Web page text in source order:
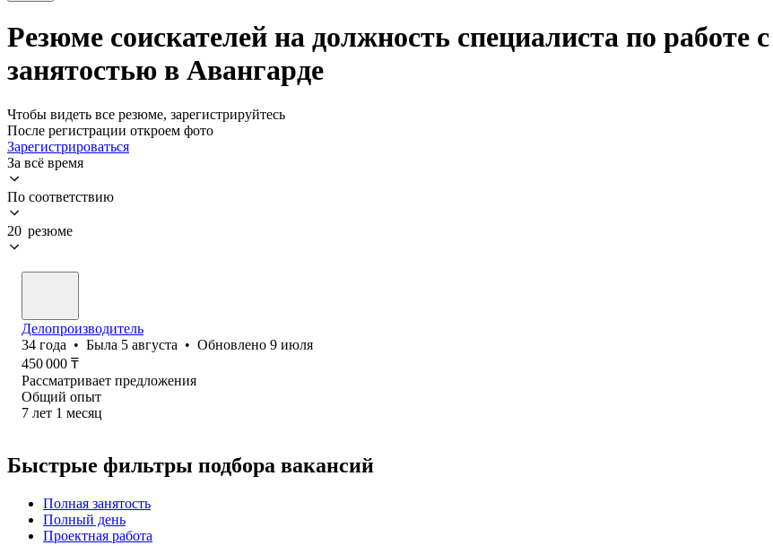
Резюме соискателей на должность специалиста по работе
занятостью в Авангарде
Чтобы видеть все резюме, зарегистрируйтесь
После регистрации откроем фото
Зарегистрироваться
За всё время
По соответствию
20 резюме
Делопроизводитель
34 года • Была 5 августа • Обновлено 9 июля
450 000 ₸
Рассматривает предложения
Общий опыт
7 лет 1 месяц
Быстрые фильтры подбора вакансий
Полная занятость
Полный день
Проектная работа